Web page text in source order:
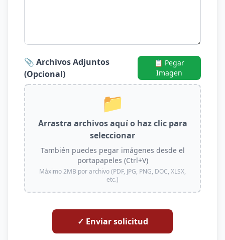
📎 Archivos Adjuntos
(Opcional)
📋 Pegar
Imagen
📁
Arrastra archivos aquí o haz clic para
seleccionar
También puedes pegar imágenes desde el
portapapeles (Ctrl+V)
Máximo 2MB por archivo (PDF, JPG, PNG, DOC, XLSX,
etc.)
✓ Enviar solicitud